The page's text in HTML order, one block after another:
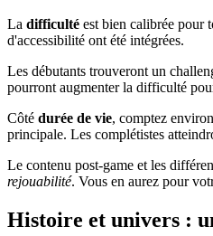
La difficulté est bien calibrée pour
d'accessibilité ont été intégrées.
Les débutants trouveront un
pourront augmenter la difficulté
Côté durée de vie, comptez environ
principale. Les complétistes
Le contenu post-game et les
rejouabilité. Vous en aurez pour
Histoire et univers :